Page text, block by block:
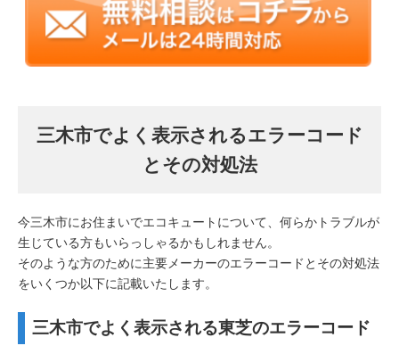
三木市でよく表示されるエラーコード
とその対処法
今三木市にお住まいでエコキュートについて、何らかトラブルが
生じている方もいらっしゃるかもしれません。
そのような方のために主要メーカーのエラーコードとその対処法
をいくつか以下に記載いたします。
三木市でよく表示される東芝のエラーコード